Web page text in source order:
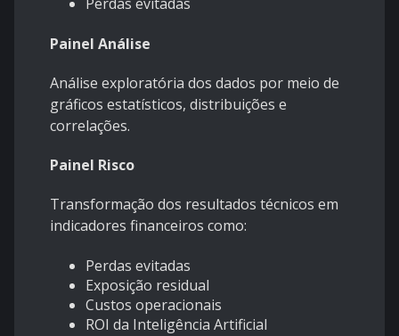
Painel Análise
Análise exploratória dos dados por meio de
gráficos estatísticos, distribuições e
correlações.
Painel Risco
Transformação dos resultados técnicos em
indicadores financeiros como:
Perdas evitadas
Exposição residual
Custos operacionais
ROI da Inteligência Artificial